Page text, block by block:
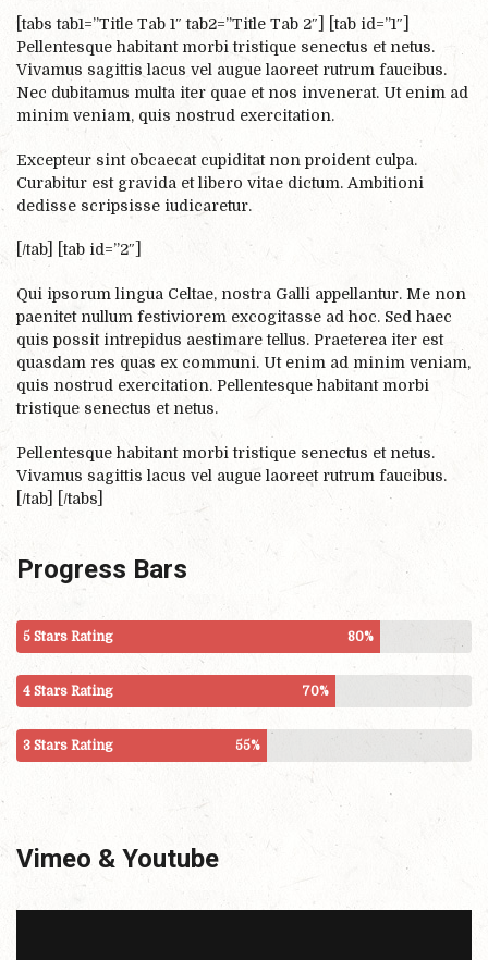
[tabs tab1=”Title Tab 1″ tab2=”Title Tab 2″] [tab id=”1″]
Pellentesque habitant morbi tristique senectus et netus.
Vivamus sagittis lacus vel augue laoreet rutrum faucibus.
Nec dubitamus multa iter quae et nos invenerat. Ut enim ad
minim veniam, quis nostrud exercitation.
Excepteur sint obcaecat cupiditat non proident culpa.
Curabitur est gravida et libero vitae dictum. Ambitioni
dedisse scripsisse iudicaretur.
[/tab] [tab id=”2″]
Qui ipsorum lingua Celtae, nostra Galli appellantur. Me non
paenitet nullum festiviorem excogitasse ad hoc. Sed haec
quis possit intrepidus aestimare tellus. Praeterea iter est
quasdam res quas ex communi. Ut enim ad minim veniam,
quis nostrud exercitation. Pellentesque habitant morbi
tristique senectus et netus.
Pellentesque habitant morbi tristique senectus et netus.
Vivamus sagittis lacus vel augue laoreet rutrum faucibus.
[/tab] [/tabs]
Progress Bars
5 Stars Rating 80%
4 Stars Rating 70%
3 Stars Rating 55%
Vimeo & Youtube